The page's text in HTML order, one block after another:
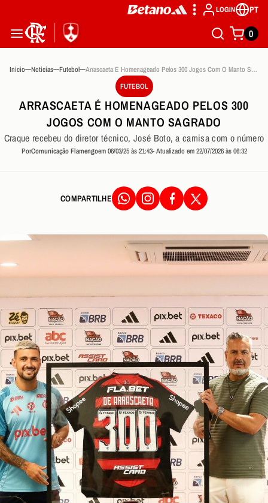
LOGIN PT
0
Inicio Noticias Futebol
Arrascaeta E Homenageado Pelos 300 Jogos Com O Manto Sagrado
FUTEBOL
ARRASCAETA É HOMENAGEADO PELOS 300
JOGOS COM O MANTO SAGRADO
Craque recebeu do diretor técnico, José Boto, a camisa com o número
PorComunicação Flamengoem 06/03/25 às 21:43- Atualizado em 22/07/2026 às 06:32
COMPARTILHE